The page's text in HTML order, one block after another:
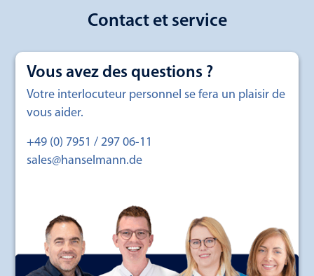
Contact et service
Vous avez des questions ?
Votre interlocuteur personnel se fera un plaisir de
vous aider.
+49 (0) 7951 / 297 06-11
sales@hanselmann.de